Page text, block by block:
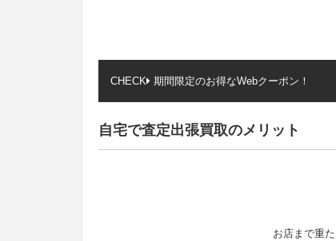
CHECK 期間限定のお得なWebクーポン！
自宅で査定出張買取のメリット
お店まで重